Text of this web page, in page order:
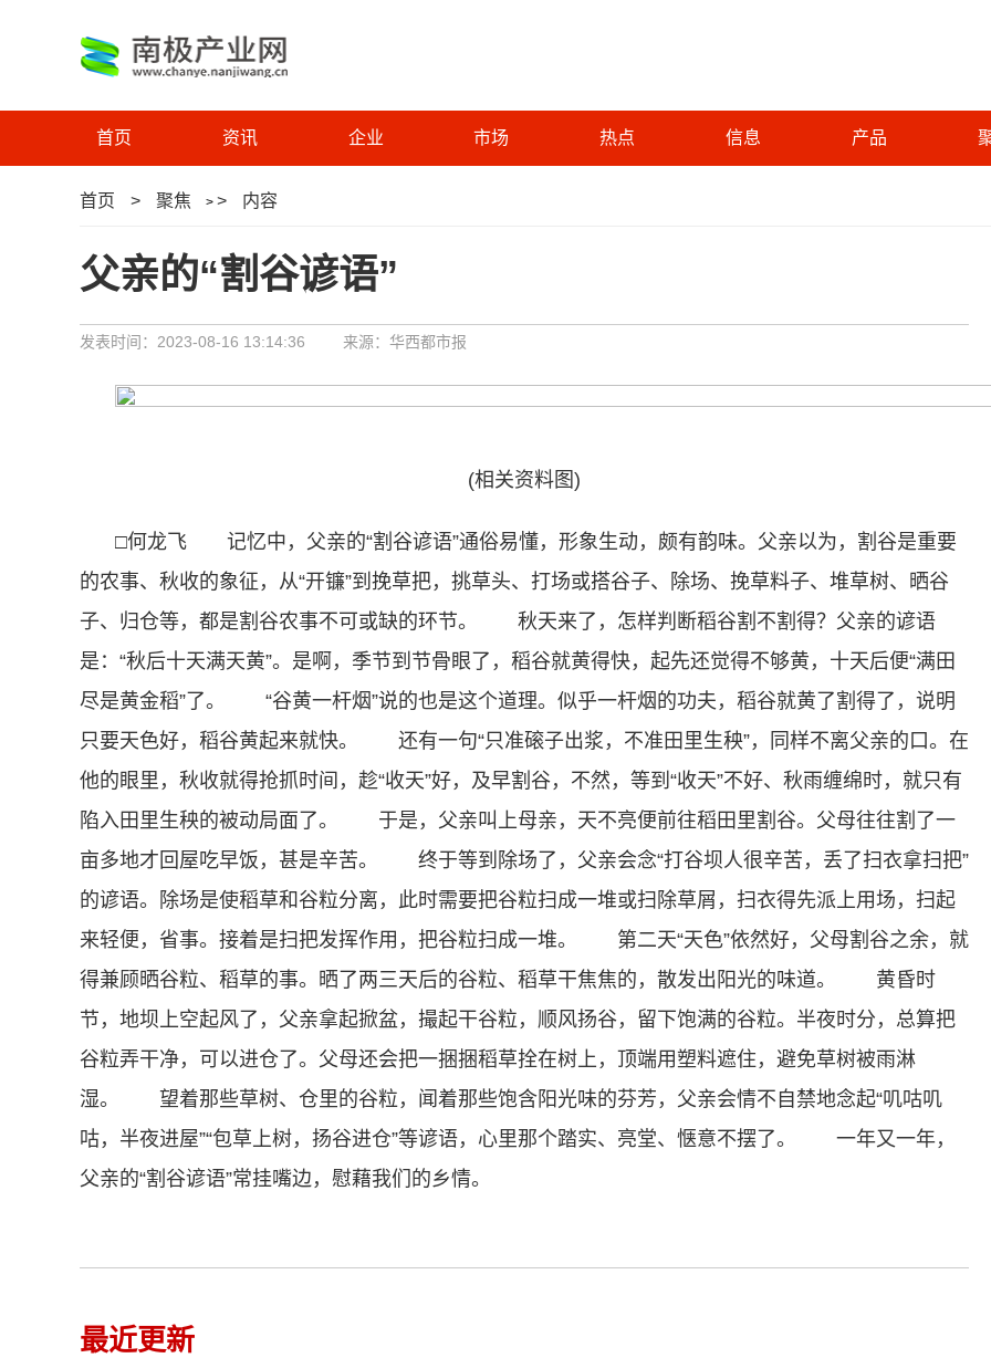
首页 资讯 企业 市场 热点 信息 产品
首页 > 聚焦 > > 内容
父亲的“割谷谚语”
发表时间：2023-08-16 13:14:36 来源：华西都市报
(相关资料图)
□何龙飞 记忆中，父亲的“割谷谚语”通俗易懂，形象生动，颇有韵味。父亲以为，割谷是重要
的农事、秋收的象征，从“开镰”到挽草把，挑草头、打场或搭谷子、除场、挽草料子、堆草树、晒谷
子、归仓等，都是割谷农事不可或缺的环节。 秋天来了，怎样判断稻谷割不割得？父亲的谚语
是：“秋后十天满天黄”。是啊，季节到节骨眼了，稻谷就黄得快，起先还觉得不够黄，十天后便“满田
尽是黄金稻”了。 “谷黄一杆烟”说的也是这个道理。似乎一杆烟的功夫，稻谷就黄了割得了，说明
只要天色好，稻谷黄起来就快。 还有一句“只准磙子出浆，不准田里生秧”，同样不离父亲的口。在
他的眼里，秋收就得抢抓时间，趁“收天”好，及早割谷，不然，等到“收天”不好、秋雨缠绵时，就只有
陷入田里生秧的被动局面了。 于是，父亲叫上母亲，天不亮便前往稻田里割谷。父母往往割了一
亩多地才回屋吃早饭，甚是辛苦。 终于等到除场了，父亲会念“打谷坝人很辛苦，丢了扫衣拿扫把”
的谚语。除场是使稻草和谷粒分离，此时需要把谷粒扫成一堆或扫除草屑，扫衣得先派上用场，扫起
来轻便，省事。接着是扫把发挥作用，把谷粒扫成一堆。 第二天“天色”依然好，父母割谷之余，就
得兼顾晒谷粒、稻草的事。晒了两三天后的谷粒、稻草干焦焦的，散发出阳光的味道。 黄昏时
节，地坝上空起风了，父亲拿起掀盆，撮起干谷粒，顺风扬谷，留下饱满的谷粒。半夜时分，总算把
谷粒弄干净，可以进仓了。父母还会把一捆捆稻草拴在树上，顶端用塑料遮住，避免草树被雨淋
湿。 望着那些草树、仓里的谷粒，闻着那些饱含阳光味的芬芳，父亲会情不自禁地念起“叽咕叽
咕，半夜进屋”“包草上树，扬谷进仓”等谚语，心里那个踏实、亮堂、惬意不摆了。 一年又一年，
父亲的“割谷谚语”常挂嘴边，慰藉我们的乡情。
最近更新